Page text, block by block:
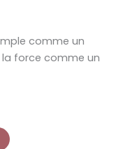
comme un
la force comme un